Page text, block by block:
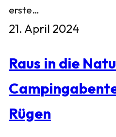
erste…
21. April 2024
Raus in die
Rügen